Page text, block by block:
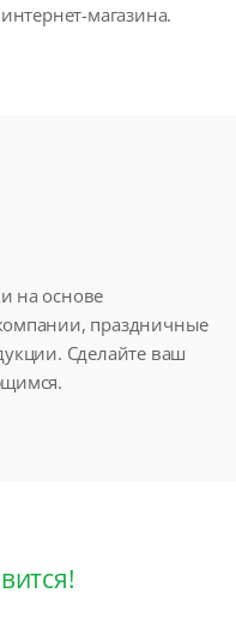
магазина.
на основе
праздничные
Сделайте ваш